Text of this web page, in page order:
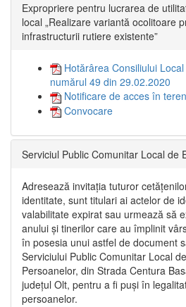
Expropriere pentru lucrarea de
local „Realizare variantă ocolitoare
infrastructurii rutiere existente”
Hotărârea Consiliului
numărul 49 din 29.02.2020
Notificare de acces în teren
Convocare
Serviciul Public Comunitar Local de
Adresează invitația tuturor
identitate, sunt titulari ai actelor de
valabilitate expirat sau urmează să
anului și tinerilor care au împlinit
în posesia unui astfel de document
Serviciului Public Comunitar Local
Persoanelor, din Strada Centura
județul Olt, pentru a fi puși în
persoanelor.